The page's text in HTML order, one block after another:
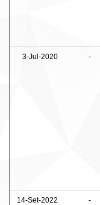
3-Jul-2020 -
14-Set-2022 -